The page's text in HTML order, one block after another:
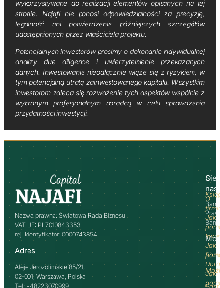
wykorzystywane do realizacji elementów opisanych na tej
stronie. Najafi nie ponosi odpowiedzialności za precyzję,
legalność ani potwierdzenie późniejszych szczegółów
udostępnionych przez właściciela projektu.
Potencjalnych inwestorów prosimy o dokonanie indywidualnej
analizy due diligence i uwierzytelnienie przekazanych
danych. Inwestowanie nieodłącznie wiąże się z ryzykiem, w
tym potencjalną utratą zainwestowanego kapitału. Wszystkim
inwestorom zaleca się rozważenie tych aspektów wspólnie z
wybranym profesjonalnym doradcą w celu sprawdzenia
przydatności inwestycji.
Nazwa prawna: Światowa Rada Biznesu
VAT UE: PL7010843353
rej. Identyfikator: 0000743854
Adres
Aleje Jerozolimskie 85/21,
02-001, Warszawa, Polska
Tel: +48223070999
O
nas
O
Jak
Jak
Jak